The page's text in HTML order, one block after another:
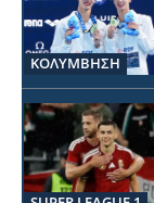
ΚΟΛΥΜΒΗΣΗ